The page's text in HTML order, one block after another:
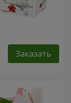
Заказать